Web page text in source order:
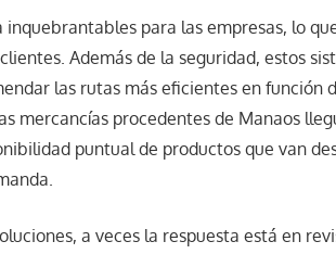
para las empresas, lo
Además de la seguridad, estos
las rutas más eficientes en función
mercancías procedentes de Manaos
puntual de productos que van
a veces la respuesta está en